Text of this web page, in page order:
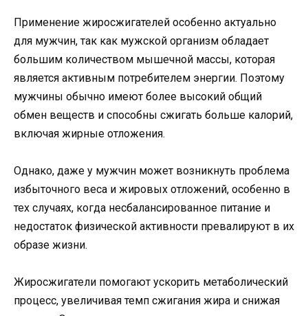
Применение жиросжигателей особенно актуально
для мужчин, так как мужской организм обладает
большим количеством мышечной массы, которая
является активным потребителем энергии. Поэтому
мужчины обычно имеют более высокий общий
обмен веществ и способны сжигать больше калорий,
включая жирные отложения.
Однако, даже у мужчин может возникнуть проблема
избыточного веса и жировых отложений, особенно в
тех случаях, когда несбалансированное питание и
недостаток физической активности превалируют в их
образе жизни.
Жиросжигатели помогают ускорить метаболический
процесс, увеличивая темп сжигания жира и снижая